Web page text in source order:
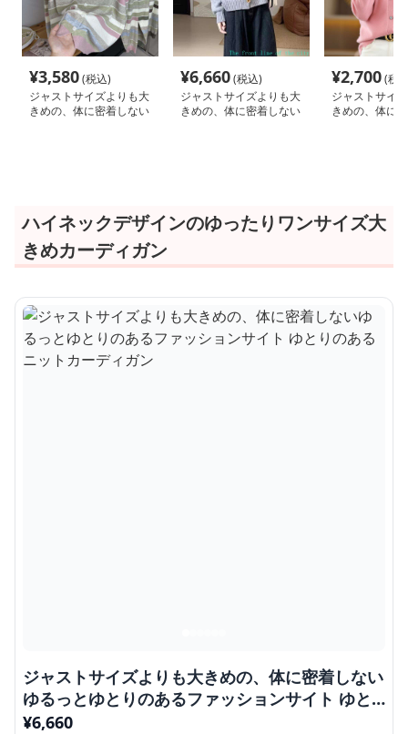
¥3,580(税込)
ジャストサイズよりも大
きめの、体に密着しない
¥6,660(税込)
ジャストサイズよりも大
きめの、体に密着しない
¥2,700(税
ジャストサイ
きめの、体に
ハイネックデザインのゆったりワンサイズ大
きめカーディガン
ジャストサイズよりも大きめの、体に密着しない
ゆるっとゆとりのあるファッションサイト ゆと
りのあるニットカーディガン
¥6,660